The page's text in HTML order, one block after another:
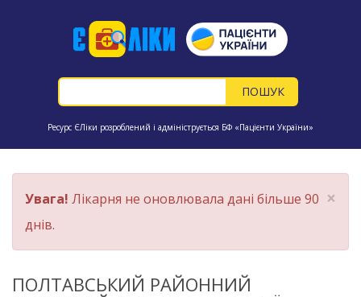
Ресурс ЄЛіки розроблений і адмініструється БФ «Пацієнти України»
×
Увага! Лікарня не оновлювала дані більше 90
днів.
ПОЛТАВСЬКИЙ РАЙОННИЙ